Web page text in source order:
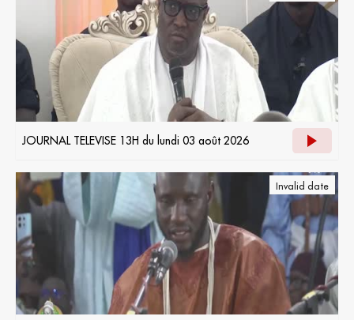
JOURNAL TELEVISE 13H du lundi 03 août 2026
Invalid date